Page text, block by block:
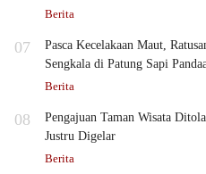
Berita
07
Pasca Kecelakaan Maut,
Sengkala di Patung Sapi
Berita
08
Pengajuan Taman Wisata
Justru Digelar
Berita